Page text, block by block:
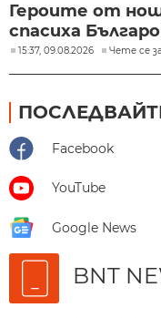
Героите от
спасиха
15:37, 09.08.2026 Чете се
Facebook
YouTube
Google News
BNT